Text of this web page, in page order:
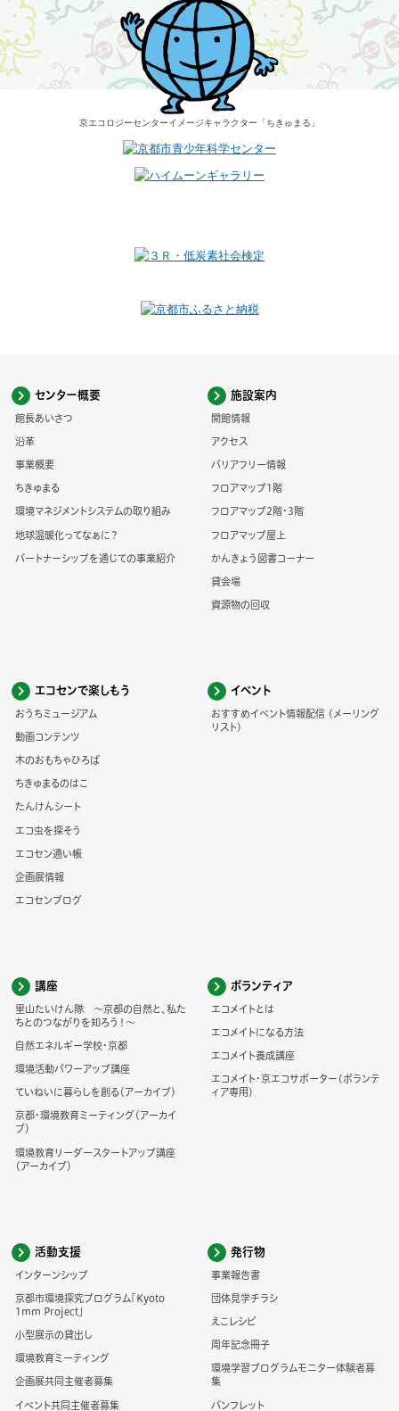
京エコロジーセンターイメージキャラクター 「ちきゅまる」
センター概要
館長あいさつ
沿革
事業概要
ちきゅまる
環境マネジメントシステムの取り組み
地球温暖化ってなぁに？
パートナーシップを通じての事業紹介
施設案内
開館情報
アクセス
バリアフリー情報
フロアマップ1階
フロアマップ2階・3階
フロアマップ屋上
かんきょう図書コーナー
貸会場
資源物の回収
エコセンで楽しもう
おうちミュージアム
動画コンテンツ
木のおもちゃひろば
ちきゅまるのはこ
たんけんシート
エコ虫を探そう
エコセン通い帳
企画展情報
エコセンブログ
イベント
おすすめイベント情報配信 (メーリング
リスト)
講座
里山たいけん隊 ～京都の自然と、私た
ちとのつながりを知ろう！～
自然エネルギー学校・京都
環境活動パワーアップ講座
ていねいに暮らしを創る（アーカイブ）
京都・環境教育ミーティング（アーカイ
ブ）
環境教育リーダースタートアップ講座
（アーカイブ）
ボランティア
エコメイトとは
エコメイトになる方法
エコメイト養成講座
エコメイト・京エコサポーター(ボランテ
ィア専用)
活動支援
インターンシップ
京都市環境探究プログラム「Kyoto
1mm Project」
小型展示の貸出し
環境教育ミーティング
企画展共同主催者募集
イベント共同主催者募集
発行物
事業報告書
団体見学チラシ
えこレシピ
周年記念冊子
環境学習プログラムモニター体験者募
集
パンフレット